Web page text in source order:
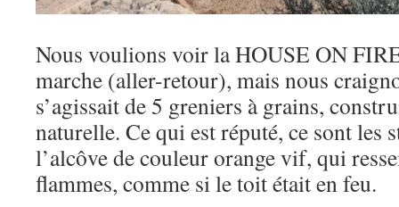
Nous voulions voir la HOUSE ON
marche (aller-retour), mais nous
s’agissait de 5 greniers à grains,
naturelle. Ce qui est réputé, ce sont les
l’alcôve de couleur orange vif, qui
flammes, comme si le toit était en feu.